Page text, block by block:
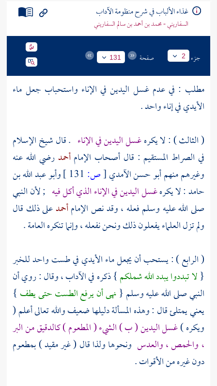
غذاء الألباب في شرح منظومة الآداب
السفاريني - محمد بن أحمد بن سالم السفاريني
جزء 2 صفحة 131
مطلب : في عدم غسل اليدين في الإناء واستحباب جعل ماء
الأيدي في إناء واحد .
( الثالث ) : لا يكرهغسل اليدين في الإناء . قالشيخ الإسلام
في الصراط المستقيم : قال أصحاب الإمامأحمدرضي الله عنه
وغيرهم منهمأبو حسن الآمدي[ص:
وأبو عبد الله بن
حامد: لا يكرهغسل اليدين في الإناء الذي أكل فيه ; لأن النبي
صلى الله عليه وسلم فعله ، وقد نص الإمامأحمدعلى ذلك قال
ولم تزل العلماء يفعلون ذلك ونحن نفعله ، وإنما تنكره العامة .
( الرابع ) : يستحب أن يجعل ماء الأيدي في طست واحد للخبر
{لا تبددوا يبدد الله شملكم} ذكره في الآداب ، وقال : روي أن
النبي صلى الله عليه وسلم {نهى أن يرفع الطست حتى يطف }
يعني يمتلئ قال : وهذه المسألة دليلها ضعيف والله تعالى أعلم (
ويكره )غسل اليدين ( ب ) الشيء ( المطعوم ) كالدقيق من البر
، والحمص ، والعدس ونحوها ولذا قال ( غير مقيد ) بمطعوم
دون غيره من الأقوات .